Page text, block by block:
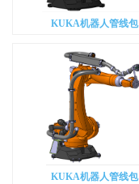
KUKA机器人管线包
KUKA机器人管线包